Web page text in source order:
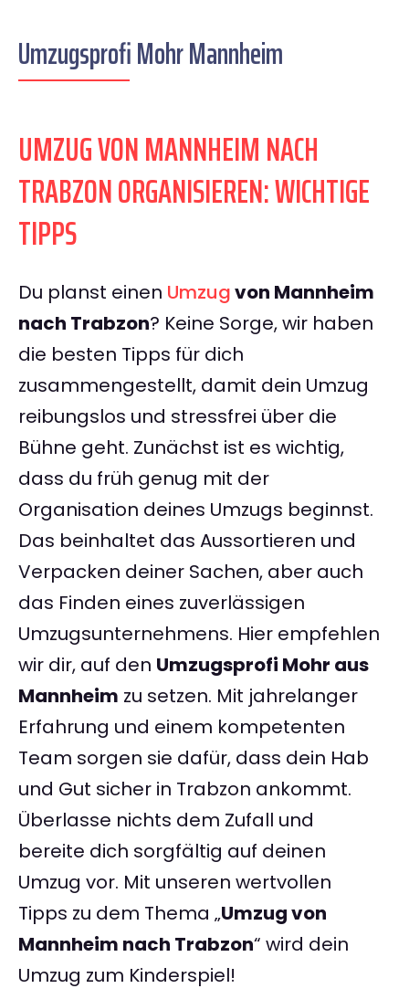
Umzugsprofi Mohr Mannheim
UMZUG VON MANNHEIM NACH
TRABZON ORGANISIEREN: WICHTIGE
TIPPS
Du planst einen Umzugvon Mannheim
nach Trabzon? Keine Sorge, wir haben
die besten Tipps für dich
zusammengestellt, damit dein Umzug
reibungslos und stressfrei über die
Bühne geht. Zunächst ist es wichtig,
dass du früh genug mit der
Organisation deines Umzugs beginnst.
Das beinhaltet das Aussortieren und
Verpacken deiner Sachen, aber auch
das Finden eines zuverlässigen
Umzugsunternehmens. Hier empfehlen
wir dir, auf den Umzugsprofi Mohr aus
Mannheim zu setzen. Mit jahrelanger
Erfahrung und einem kompetenten
Team sorgen sie dafür, dass dein Hab
und Gut sicher in Trabzon ankommt.
Überlasse nichts dem Zufall und
bereite dich sorgfältig auf deinen
Umzug vor. Mit unseren wertvollen
Tipps zu dem Thema „Umzug von
Mannheim nach Trabzon“ wird dein
Umzug zum Kinderspiel!